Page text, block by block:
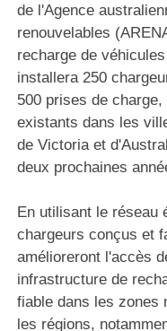
de l'Agence
renouvelables
recharge de
installera 250
500 prises de
existants dans les
de Victoria et
deux prochaines
En utilisant le réseau
chargeurs conçus et
amélioreront l'accès
infrastructure de
fiable dans les zones
les régions,